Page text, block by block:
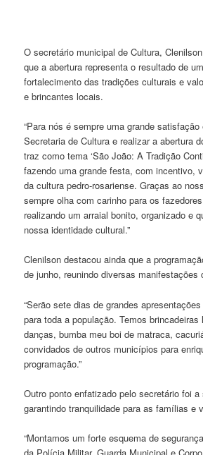
O secretário municipal de Cultura,
que a abertura representa o resultado de
fortalecimento das tradições culturais e
e brincantes locais.
“Para nós é sempre uma grande
Secretaria de Cultura e realizar a abertura
traz como tema ‘São João: A Tradição
fazendo uma grande festa, com incentivo,
da cultura pedro-rosariense. Graças ao
sempre olha com carinho para os
realizando um arraial bonito, organizado e
nossa identidade cultural.”
Clenilson destacou ainda que a
de junho, reunindo diversas manifestações
“Serão sete dias de grandes
para toda a população. Temos
danças, bumba meu boi de matraca,
convidados de outros municípios para
programação.”
Outro ponto enfatizado pelo secretário foi
garantindo tranquilidade para as famílias e
“Montamos um forte esquema de